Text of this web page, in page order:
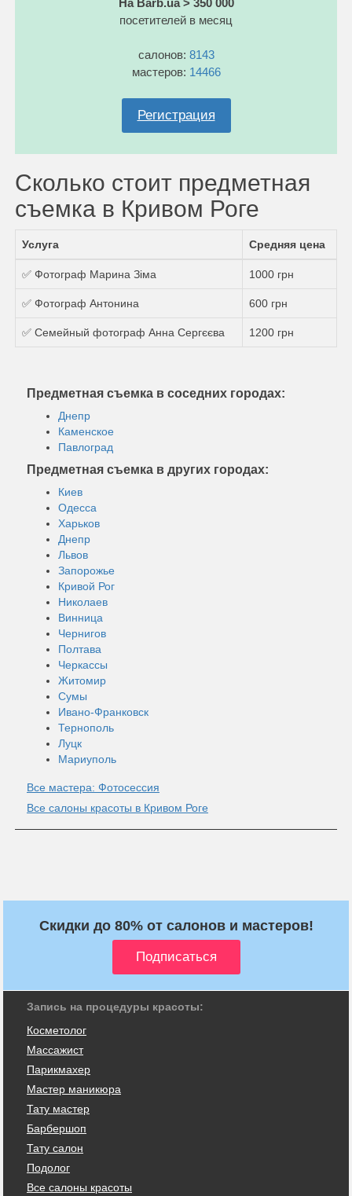
посетителей в месяц
салонов: 8143
мастеров: 14466
Регистрация
Сколько стоит предметная
съемка в Кривом Роге
Услуга Средняя цена
✅ Фотограф Марина Зіма 1000 грн
✅ Фотограф Антонина 600 грн
✅ Семейный фотограф Анна Сергєєва 1200 грн
Предметная съемка в соседних городах:
Днепр
Каменское
Павлоград
Предметная съемка в других городах:
Киев
Одесса
Харьков
Днепр
Львов
Запорожье
Кривой Рог
Николаев
Винница
Чернигов
Полтава
Черкассы
Житомир
Сумы
Ивано-Франковск
Тернополь
Луцк
Мариуполь
Все мастера: Фотосессия
Все салоны красоты в Кривом Роге
Скидки до 80% от салонов и мастеров!
Запись на процедуры красоты:
Косметолог
Массажист
Парикмахер
Мастер маникюра
Тату мастер
Барбершоп
Тату салон
Подолог
Все салоны красоты